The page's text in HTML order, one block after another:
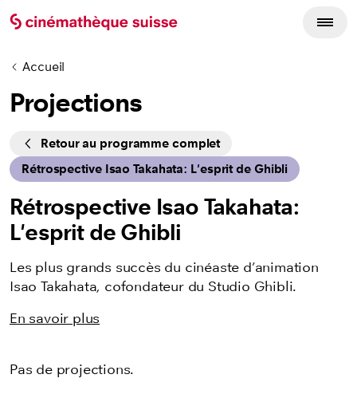
Accueil
Projections
CyclesRetour au programme complet
Rétrospective Isao Takahata: L'esprit de Ghibli
Rétrospective Isao Takahata:
L'esprit de Ghibli
Les plus grands succès du cinéaste d’animation
Isao Takahata, cofondateur du Studio Ghibli.
En savoir plus
Pas de projections.